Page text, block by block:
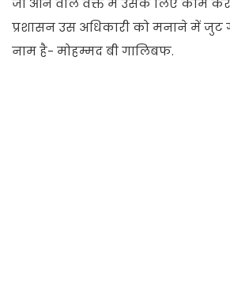
जो आने वाले वक्त में उसके लिए काम
प्रशासन उस अधिकारी को मनाने में जुट
नाम है- मोहम्मद बी गालिबफ.